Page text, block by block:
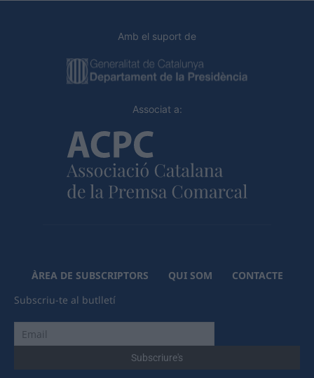
Amb el suport de
Associat a:
ÀREA DE SUBSCRIPTORS QUI SOM
CONTACTE
Subscriu-te al butlletí